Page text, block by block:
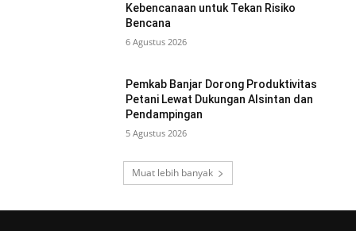
Kebencanaan untuk Tekan Risiko
Bencana
6 Agustus 2026
Pemkab Banjar Dorong Produktivitas
Petani Lewat Dukungan Alsintan dan
Pendampingan
5 Agustus 2026
Muat lebih banyak